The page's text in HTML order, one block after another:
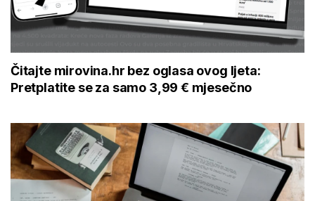
Čitajte mirovina.hr bez oglasa ovog ljeta:
Pretplatite se za samo 3,99 € mjesečno